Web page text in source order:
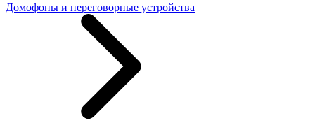
Домофоны и переговорные устройства